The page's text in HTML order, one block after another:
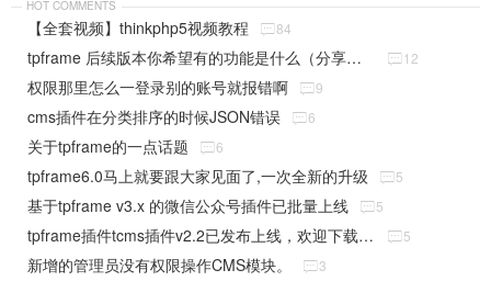
HOT COMMENTS
【全套视频】thinkphp5视频教程 84
tpframe 后续版本你希望有的功能是什么（分享贴） 12
权限那里怎么一登录别的账号就报错啊 9
cms插件在分类排序的时候JSON错误 6
关于tpframe的一点话题 6
tpframe6.0马上就要跟大家见面了,一次全新的升级 5
基于tpframe v3.x 的微信公众号插件已批量上线 5
tpframe插件tcms插件v2.2已发布上线，欢迎下载使用 5
新增的管理员没有权限操作CMS模块。 3